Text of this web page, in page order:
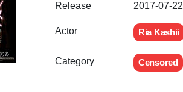
Release 2017-07-22
Actor Ria Kashii
Category Censored